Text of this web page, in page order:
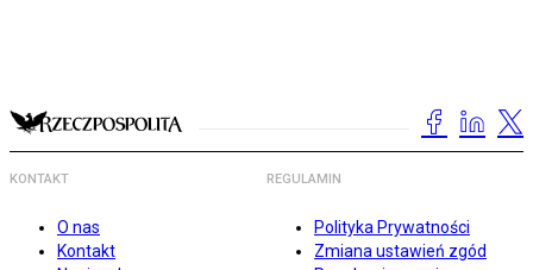
KONTAKT
O nas
Kontakt
REGULAMIN
Polityka Prywatności
Zmiana ustawień zgód